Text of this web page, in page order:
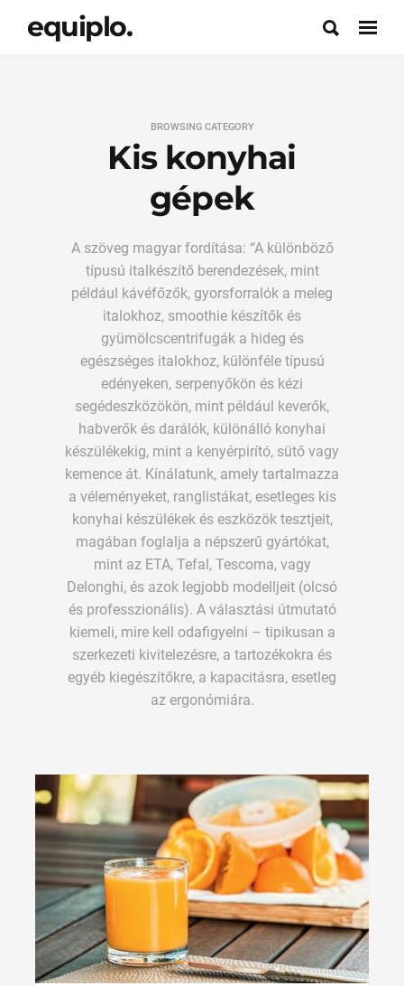
equiplo.
BROWSING CATEGORY
Kis konyhai
gépek
A szöveg magyar fordítása: “A különböző
típusú italkészítő berendezések, mint
például kávéfőzők, gyorsforralók a meleg
italokhoz, smoothie készítők és
gyümölcscentrifugák a hideg és
egészséges italokhoz, különféle típusú
edényeken, serpenyőkön és kézi
segédeszközökön, mint például keverők,
habverők és darálók, különálló konyhai
készülékekig, mint a kenyérpirító, sütő vagy
kemence át. Kínálatunk, amely tartalmazza
a véleményeket, ranglistákat, esetleges kis
konyhai készülékek és eszközök tesztjeit,
magában foglalja a népszerű gyártókat,
mint az ETA, Tefal, Tescoma, vagy
Delonghi, és azok legjobb modelljeit (olcsó
és professzionális). A választási útmutató
kiemeli, mire kell odafigyelni – tipikusan a
szerkezeti kivitelezésre, a tartozékokra és
egyéb kiegészítőkre, a kapacitásra, esetleg
az ergonómiára.